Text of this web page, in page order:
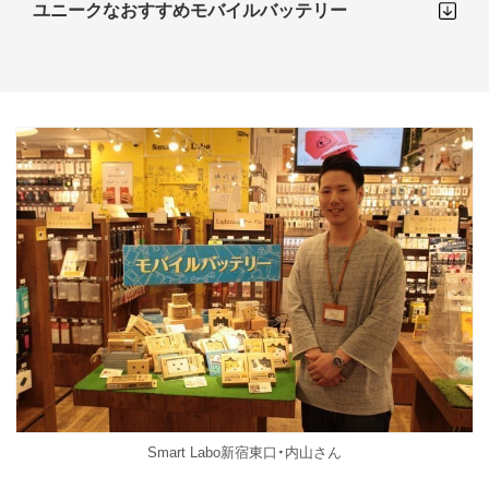
ユニークなおすすめモバイルバッテリー
Smart Labo新宿東口・内山さん